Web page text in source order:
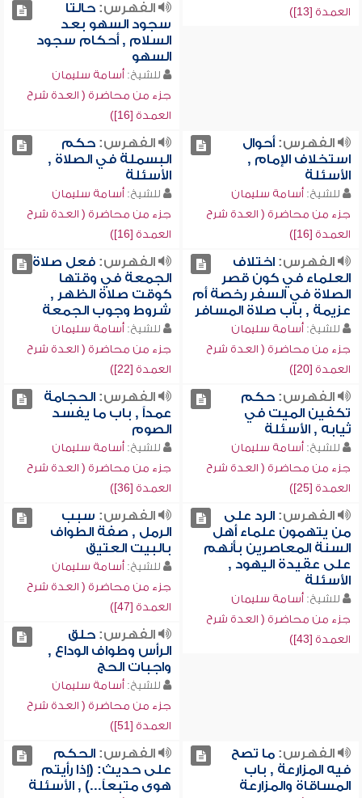
العمدة [13])
الفهرس:حالتا
سجود السهو بعد
السلام , أحكام سجود
السهو
للشيخ: أسامة سليمان
جزء من محاضرة ( العدة شرح
العمدة [16])
الفهرس:أحوال
استخلاف الإمام ,
الأسئلة
للشيخ: أسامة سليمان
جزء من محاضرة ( العدة شرح
العمدة [16])
الفهرس:حكم
البسملة في الصلاة ,
الأسئلة
للشيخ: أسامة سليمان
جزء من محاضرة ( العدة شرح
العمدة [16])
الفهرس:اختلاف
العلماء في كون قصر
الصلاة في السفر رخصة أم
عزيمة , باب صلاة المسافر
للشيخ: أسامة سليمان
جزء من محاضرة ( العدة شرح
العمدة [20])
الفهرس:فعل صلاة
الجمعة في وقتها
كوقت صلاة الظهر ,
شروط وجوب الجمعة
للشيخ: أسامة سليمان
جزء من محاضرة ( العدة شرح
العمدة [22])
الفهرس:حكم
تكفين الميت في
ثيابه , الأسئلة
للشيخ: أسامة سليمان
جزء من محاضرة ( العدة شرح
العمدة [25])
الفهرس:الحجامة
عمداً , باب ما يفسد
الصوم
للشيخ: أسامة سليمان
جزء من محاضرة ( العدة شرح
العمدة [36])
الفهرس:الرد على
من يتهمون علماء أهل
السنة المعاصرين بأنهم
على عقيدة اليهود ,
الأسئلة
للشيخ: أسامة سليمان
جزء من محاضرة ( العدة شرح
العمدة [43])
الفهرس: سبب
الرمل , صفة الطواف
بالبيت العتيق
للشيخ: أسامة سليمان
جزء من محاضرة ( العدة شرح
العمدة [47])
الفهرس:حلق
الرأس وطواف الوداع ,
واجبات الحج
للشيخ: أسامة سليمان
جزء من محاضرة ( العدة شرح
العمدة [51])
الفهرس:ما تصح
فيه المزارعة , باب
المساقاة والمزارعة
الفهرس:الحكم
على حديث: (إذا رأيتم
هوى متبعاً...) , الأسئلة